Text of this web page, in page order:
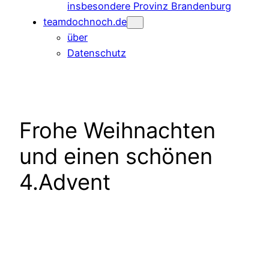
insbesondere Provinz Brandenburg
teamdochnoch.de
über
Datenschutz
Frohe Weihnachten
und einen schönen
4.Advent